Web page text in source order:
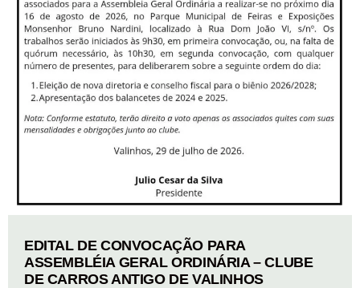
EDITAL DE CONVOCAÇÃO PARA
ASSEMBLÉIA GERAL ORDINÁRIA – CLUBE
DE CARROS ANTIGO DE VALINHOS